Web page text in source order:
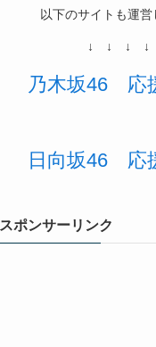
以下のサイトも運営
↓ ↓ ↓ ↓
乃木坂46 応
日向坂46 応
スポンサーリンク